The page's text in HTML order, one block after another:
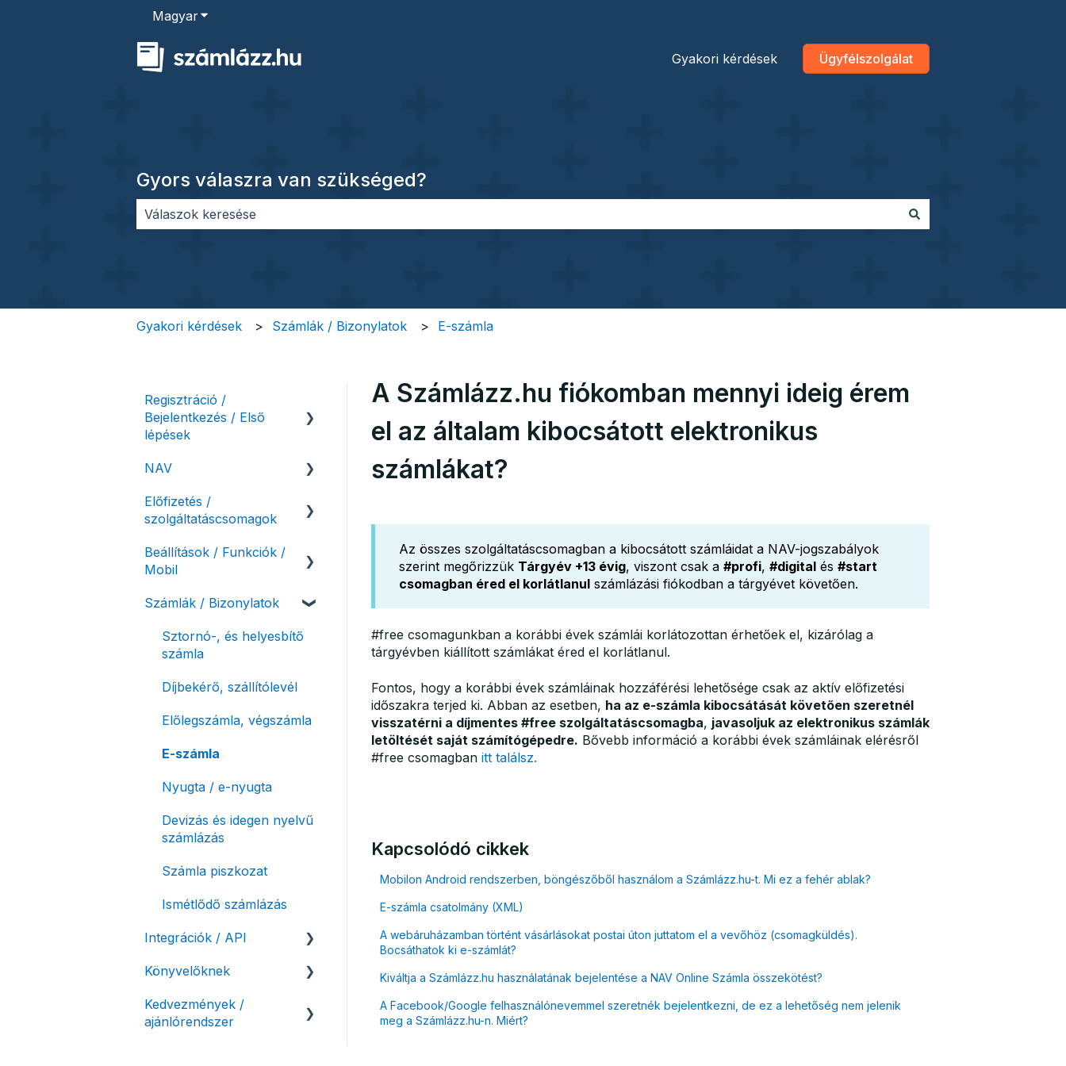
MagyarAlmenü megjelenítése fordításokhoz
Gyakori kérdések Ügyfélszolgálat
Gyors válaszra van szükséged?
Gyakori kérdések Számlák / Bizonylatok E-számla
A Számlázz.hu fiókomban mennyi ideig érem
el az általam kibocsátott elektronikus
számlákat?
Az összes szolgáltatáscsomagban a kibocsátott számláidat a NAV-jogszabályok
szerint megőrizzük Tárgyév +13 évig, viszont csak a #profi, #digitalés #start
csomagban éred el korlátlanulszámlázási fiókodban a tárgyévet követően.
#free csomagunkban a korábbi évek számlái korlátozottan érhetőek el, kizárólag a
tárgyévben kiállított számlákat éred el korlátlanul.
Fontos, hogy a korábbi évek számláinak hozzáférési lehetősége csak az aktív előfizetési
időszakra terjed ki. Abban az esetben, ha az e-számla kibocsátását követően szeretnél
visszatérni a díjmentes #free szolgáltatáscsomagba, javasoljuk az elektronikus számlák
letöltését saját számítógépedre. Bővebb információ a korábbi évek számláinak elérésről
#free csomagban itt találsz.
Kapcsolódó cikkek
Mobilon Android rendszerben, böngészőből használom a Számlázz.hu-t. Mi ez a fehér ablak?
E-számla csatolmány (XML)
A webáruházamban történt vásárlásokat postai úton juttatom el a vevőhöz (csomagküldés).
Bocsáthatok ki e-számlát?
Kiváltja a Számlázz.hu használatának bejelentése a NAV Online Számla összekötést?
A Facebook/Google felhasználónevemmel szeretnék bejelentkezni, de ez a lehetőség nem jelenik
meg a Számlázz.hu-n. Miért?
Regisztráció /
Bejelentkezés / Első
lépések
Felhasználó beállításai
Számlázási fiók kezdő
beállításai, első lépések
NAV
NAV online
adatszolgáltatás
Adóhatósági ellenőrzés
adatszolgáltatás
NAV pénztárgép feladás
Számlaverzum
Előfizetés /
szolgáltatáscsomagok
Szolgáltatáscsomag
kiválasztása
Szolgáltatáscsomag
Fiók / felhasználó
korlátozás
Fizetési módok
Beállítások / Funkciók /
Mobil
Számlakészítés
Mobilapplikáció /
MostSzámlázz
Bejövő számlák és vevői
számlagenerálás
Tömeges-, és csoportos
Megbízott
Önszámlázás
Online fizetési
Évzárás #free
Számlák / Bizonylatok
Sztornó-, és helyesbítő
számla
Díjbekérő, szállítólevél
Előlegszámla, végszámla
E-számla
Nyugta / e-nyugta
Devizás és idegen nyelvű
számlázás
Számla piszkozat
Ismétlődő számlázás
Integrációk / API
API interfész, Számla
Webshop pluginok
Könyvelőknek
Listák / adatexport
Kedvezmények /
ajánlórendszer